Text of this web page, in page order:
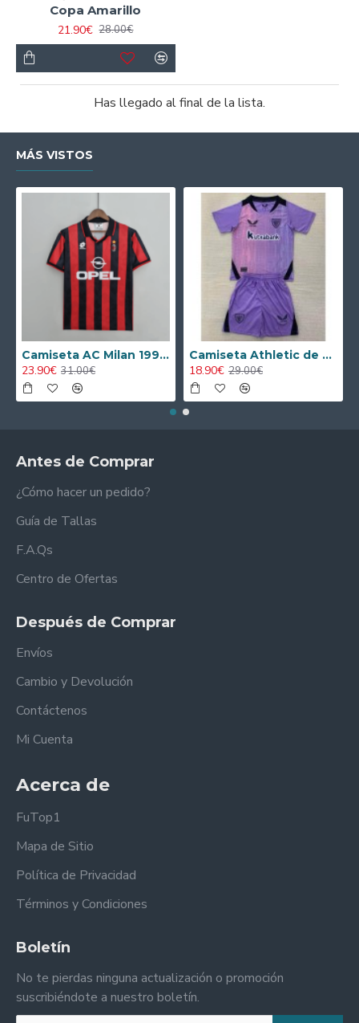
Copa Amarillo
21.90€ 28.00€
Has llegado al final de la lista.
MÁS VISTOS
Camiseta AC Milan 1995/1996 Local Retro
23.90€ 31.00€
Camiseta Athletic de Bilbao 2024/2025 Alternativo Niño Kit
18.90€ 29.00€
Antes de Comprar
¿Cómo hacer un pedido?
Guía de Tallas
F.A.Qs
Centro de Ofertas
Después de Comprar
Envíos
Cambio y Devolución
Contáctenos
Mi Cuenta
Acerca de
FuTop1
Mapa de Sitio
Política de Privacidad
Términos y Condiciones
Boletín
No te pierdas ninguna actualización o promoción
suscribiéndote a nuestro boletín.